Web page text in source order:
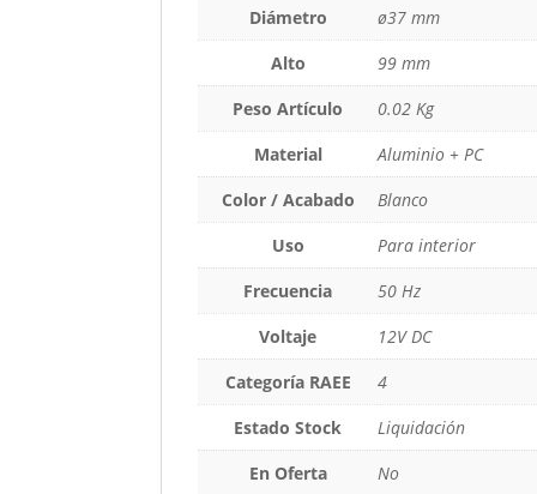
Diámetro
ø37 mm
Alto
99 mm
Peso Artículo
0.02 Kg
Material
Aluminio + PC
Color / Acabado
Blanco
Uso
Para interior
Frecuencia
50 Hz
Voltaje
12V DC
Categoría RAEE
4
Estado Stock
Liquidación
En Oferta
No